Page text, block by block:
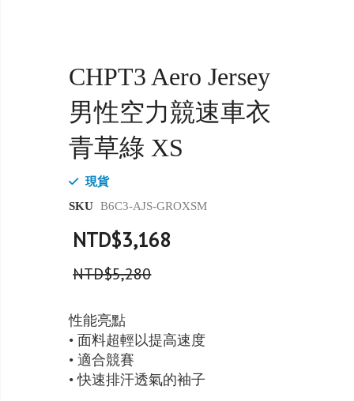
CHPT3 Aero Jersey
男性空力競速車衣
青草綠 XS
現貨
SKU B6C3-AJS-GROXSM
NTD$3,168
NTD$5,280
性能亮點
• 面料超輕以提高速度
• 適合競賽
• 快速排汗透氣的袖子